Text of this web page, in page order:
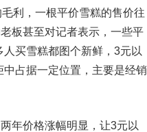
利，一根平价雪糕的售价往
板甚至对记者表示，一些平
买雪糕都图个新鲜，3元以
占据一定位置，主要是经销
年价格涨幅明显，让3元以